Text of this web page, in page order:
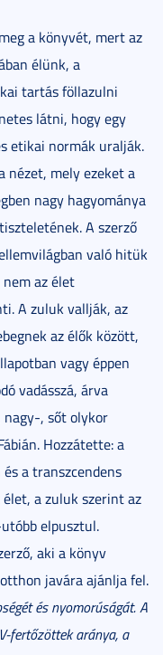
a könyvét, mert az
élünk, a
tartás föllazulni
látni, hogy egy
etikai normák uralják.
nézet, mely ezeket a
nagy hagyománya
A szerző
való hitük
az élet
A zuluk vallják, az
az élők között,
vagy éppen
vadásszá, árva
nagy-, sőt olykor
Hozzátette: a
a transzcendens
a zuluk szerint az
elpusztul.
aki a könyv
javára ajánlja fel.
és nyomorúságát. A
fertőzöttek aránya, a